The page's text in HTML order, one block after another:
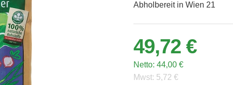
Abholbereit in Wien 21
49,72 €
Netto: 44,00 €
Mwst: 5,72 €